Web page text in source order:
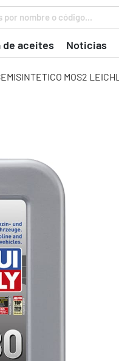
nombre o código...
de aceites Noticias
MOS2